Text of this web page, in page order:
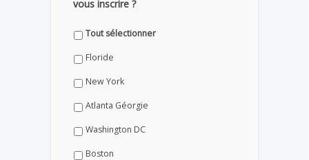
vous inscrire ?
Tout sélectionner
Floride
New York
Atlanta Géorgie
Washington DC
Boston